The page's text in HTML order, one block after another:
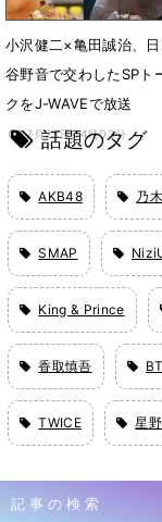
小沢健二×亀田誠治、
谷野音で交わしたSPト
クをJ-WAVEで放送
7月23日 14時03分
話題のタグ
AKB48 乃
SMAP
King & Prince
香取慎吾
TWICE 星
記事の検索